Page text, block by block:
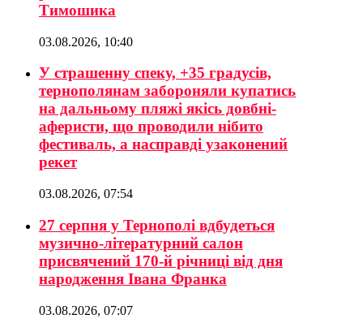
Тимошика
03.08.2026, 10:40
У страшенну спеку, +35 градусів,
тернополянам забороняли купатись
на дальньому пляжі якісь довбні-
аферисти, що проводили нібито
фестиваль, а насправді узаконений
рекет
03.08.2026, 07:54
27 серпня у Тернополі вдбудеться
музично-літературний салон
присвячений 170-й річниці від дня
народження Івана Франка
03.08.2026, 07:07